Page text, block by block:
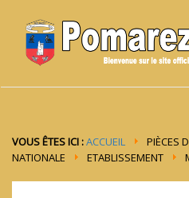
VOUS ÊTES ICI :ACCUEIL PIÈCES
NATIONALE
ETABLISSEMENT